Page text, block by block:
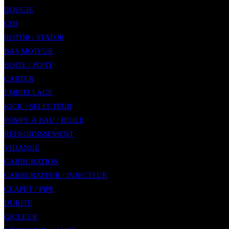
BOUGIE
CDI
ROTOR / STATOR
BAS MOTEUR
BOITE / PONT
CARTER
EMBIELLAGE
KICK / SELECTEUR
POMPE À EAU / HUILE
REFROIDISSEMENT
VIDANGE
CARBURATION
CARBURATEUR / INJECTEUR
CLAPET / PIPE
DURITE
GICLEUR